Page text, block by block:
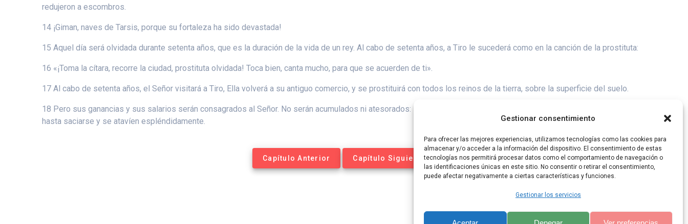
Gestionar consentimiento
Para ofrecer las mejores experiencias, utilizamos tecnologías como las cookies para
almacenar y/o acceder a la información del dispositivo. El consentimiento de estas
tecnologías nos permitirá procesar datos como el comportamiento de navegación o
las identificaciones únicas en este sitio. No consentir o retirar el consentimiento,
puede afectar negativamente a ciertas características y funciones.
Gestionar los servicios
redujeron a escombros.
14 ¡Giman, naves de Tarsis, porque su fortaleza ha sido devastada!
15 Aquel día será olvidada durante setenta años, que es la duración de la vida de un rey. Al cabo de setenta años, a Tiro le sucederá como en la canción de la prostituta:
16 «¡Toma la cítara, recorre la ciudad, prostituta olvidada! Toca bien, canta mucho, para que se acuerden de ti».
17 Al cabo de setenta años, el Señor visitará a Tiro, Ella volverá a su antiguo comercio, y se prostituirá con todos los reinos de la tierra, sobre la superficie del suelo.
18 Pero sus ganancias y sus salarios serán consagrados al Señor. No serán acumulados ni atesorados: serán para los que habitan delante del Señor, a fin de que coman
hasta saciarse y se atavíen espléndidamente.
Capítulo Anterior Capítulo Siguiente